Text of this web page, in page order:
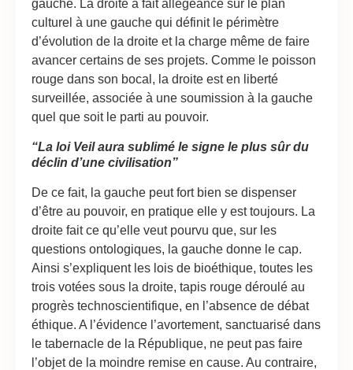
gauche. La droite a fait allégeance sur le plan
culturel à une gauche qui définit le périmètre
d’évolution de la droite et la charge même de faire
avancer certains de ses projets. Comme le poisson
rouge dans son bocal, la droite est en liberté
surveillée, associée à une soumission à la gauche
quel que soit le parti au pouvoir.
“La loi Veil aura sublimé le signe le plus sûr du
déclin d’une civilisation”
De ce fait, la gauche peut fort bien se dispenser
d’être au pouvoir, en pratique elle y est toujours. La
droite fait ce qu’elle veut pourvu que, sur les
questions ontologiques, la gauche donne le cap.
Ainsi s’expliquent les lois de bioéthique, toutes les
trois votées sous la droite, tapis rouge déroulé au
progrès technoscientifique, en l’absence de débat
éthique. A l’évidence l’avortement, sanctuarisé dans
le tabernacle de la République, ne peut pas faire
l’objet de la moindre remise en cause. Au contraire,